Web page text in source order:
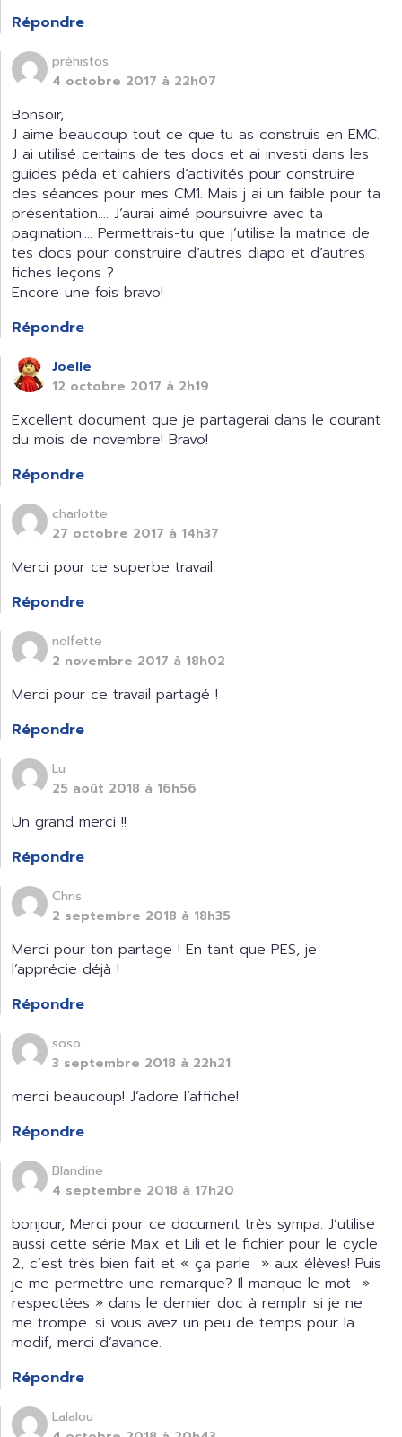
Répondre
préhistos
4 octobre 2017 à 22h07
Bonsoir,
J aime beaucoup tout ce que tu as construis en EMC.
J ai utilisé certains de tes docs et ai investi dans les
guides péda et cahiers d’activités pour construire
des séances pour mes CM1. Mais j ai un faible pour ta
présentation…. J’aurai aimé poursuivre avec ta
pagination…. Permettrais-tu que j’utilise la matrice de
tes docs pour construire d’autres diapo et d’autres
fiches leçons ?
Encore une fois bravo!
Répondre
Joelle
12 octobre 2017 à 2h19
Excellent document que je partagerai dans le courant
du mois de novembre! Bravo!
Répondre
charlotte
27 octobre 2017 à 14h37
Merci pour ce superbe travail.
Répondre
nolfette
2 novembre 2017 à 18h02
Merci pour ce travail partagé !
Répondre
Lu
25 août 2018 à 16h56
Un grand merci !!
Répondre
Chris
2 septembre 2018 à 18h35
Merci pour ton partage ! En tant que PES, je
l’apprécie déjà !
Répondre
soso
3 septembre 2018 à 22h21
merci beaucoup! J’adore l’affiche!
Répondre
Blandine
4 septembre 2018 à 17h20
bonjour, Merci pour ce document très sympa. J’utilise
aussi cette série Max et Lili et le fichier pour le cycle
2, c’est très bien fait et « ça parle » aux élèves! Puis
je me permettre une remarque? Il manque le mot »
respectées » dans le dernier doc à remplir si je ne
me trompe. si vous avez un peu de temps pour la
modif, merci d’avance.
Répondre
Lalalou